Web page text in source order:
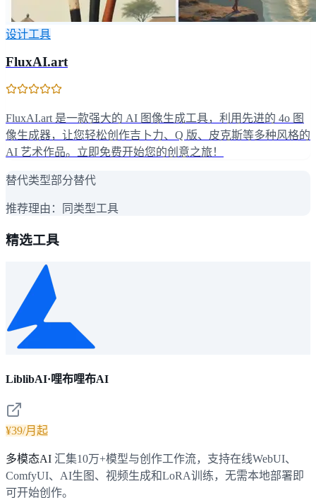
设计工具
FluxAI.art
FluxAI.art 是一款强大的 AI 图像生成工具，利用先进的 4o 图
像生成器，让您轻松创作吉卜力、Q 版、皮克斯等多种风格的
AI 艺术作品。立即免费开始您的创意之旅！
替代类型部分替代
推荐理由： 同类型工具
精选工具
LiblibAI·哩布哩布AI
¥39/月起
多模态AI 汇集10万+模型与创作工作流，支持在线WebUI、
ComfyUI、AI生图、视频生成和LoRA训练，无需本地部署即
可开始创作。